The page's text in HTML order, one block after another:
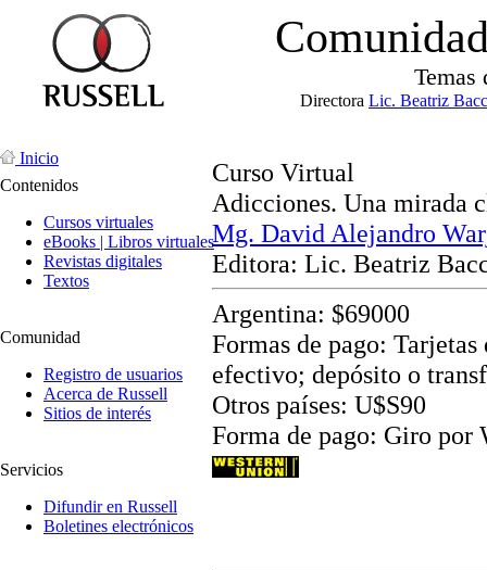
Temas
Directora Lic. Beatriz
Inicio
Contenidos
Cursos virtuales
eBooks | Libros virtuales
Revistas digitales
Textos
Comunidad
Registro de usuarios
Acerca de Russell
Sitios de interés
Servicios
Difundir en Russell
Boletines electrónicos
Curso Virtual
Adicciones. Una mirada
Mg. David Alejandro
Editora: Lic. Beatriz
Argentina: $69000
Formas de pago:
efectivo; depósito o
Otros países: U$S90
Forma de pago: Giro por